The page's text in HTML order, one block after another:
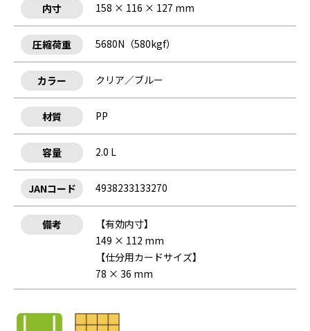
内寸 158 × 116 × 127 mm
圧縮荷重 5680N（580kgf）
カラー クリア／ブルー
材質 PP
容量 2.0 L
JANコード 4938233133270
備考
【有効内寸】
149 × 112 mm
【仕分用カードサイズ】
78 × 36 mm